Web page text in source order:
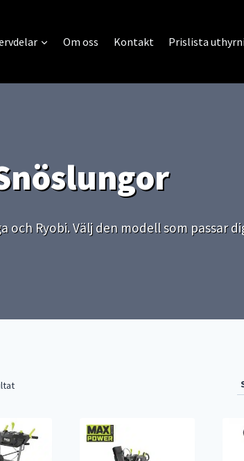
Om oss Kontakt Prislista
och Ryobi. Välj den modell som passar